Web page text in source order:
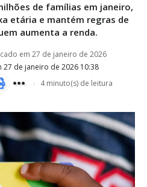
de famílias em janeiro,
etária e mantém regras de
aumenta a renda.
27 de janeiro de 2026 10:38
em 27 de janeiro de 2026
4 minuto(s) de leitura